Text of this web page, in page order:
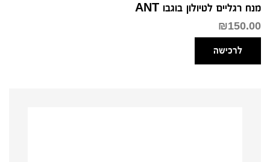
מנח רגליים לטיולון בוגבו ANT
₪150.00
לרכישה